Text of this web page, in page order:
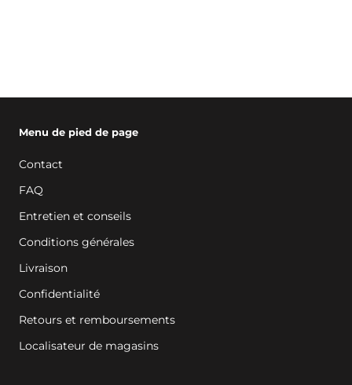
Menu de pied de page
Contact
FAQ
Entretien et conseils
Conditions générales
Livraison
Confidentialité
Retours et remboursements
Localisateur de magasins